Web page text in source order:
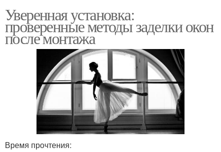
Уверенная установка:
проверенные методы заделки окон
после монтажа
Время прочтения: